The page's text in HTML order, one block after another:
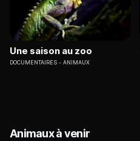
Une saison au zoo
DOCUMENTAIRES ANIMAUX
Animaux à venir